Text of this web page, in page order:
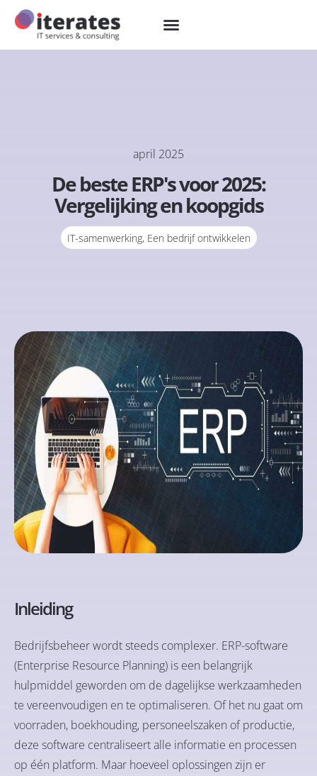
april 2025
De beste ERP's voor 2025:
Vergelijking en koopgids
IT-samenwerking, Een bedrijf ontwikkelen
Inleiding
Bedrijfsbeheer wordt steeds complexer. ERP-software
(Enterprise Resource Planning) is een belangrijk
hulpmiddel geworden om de dagelijkse werkzaamheden
te vereenvoudigen en te optimaliseren. Of het nu gaat om
voorraden, boekhouding, personeelszaken of productie,
deze software centraliseert alle informatie en processen
op één platform. Maar hoeveel oplossingen zijn er